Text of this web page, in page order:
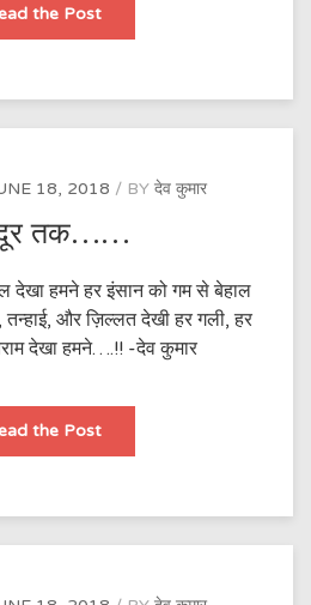
the Postlove
a
18, 2018 BY देव कुमार
तक……
देखा हमने हर इंसान को गम से बेहाल
और ज़िल्लत देखी हर गली, हर
देखा हमने….!! -देव कुमार
the Postदूर
तक……